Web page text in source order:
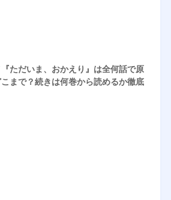
ただいま、おかえり』は全何話で原
まで？続きは何巻から読めるか徹底